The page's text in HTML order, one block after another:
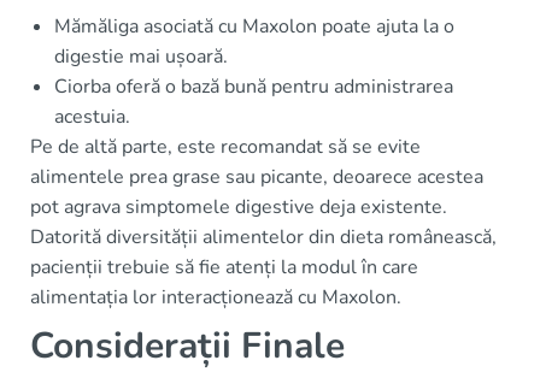
Mămăliga asociată cu Maxolon poate ajuta la o
digestie mai ușoară.
Ciorba oferă o bază bună pentru administrarea
acestuia.
Pe de altă parte, este recomandat să se evite
alimentele prea grase sau picante, deoarece acestea
pot agrava simptomele digestive deja existente.
Datorită diversității alimentelor din dieta românească,
pacienții trebuie să fie atenți la modul în care
alimentația lor interacționează cu Maxolon.
Considerații Finale